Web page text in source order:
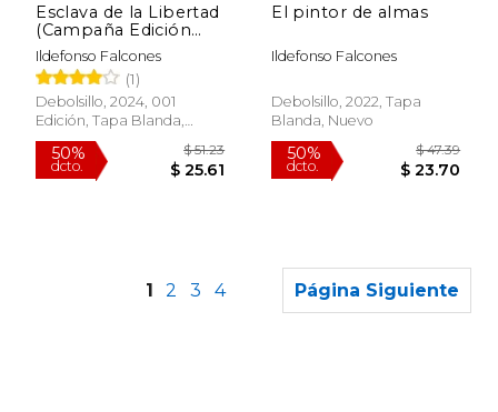
40%
dcto. dcto.
Esclava de la Libertad
(Campaña Edición
Limitada)
Ildefonso Falcones
(1)
Debolsillo, 2024, 001
Edición, Tapa Blanda,
Nuevo
El pintor de almas
Ildefonso Falcones
Debolsillo, 2022, Tapa
Blanda, Nuevo
1 2 3 4 Página Siguiente